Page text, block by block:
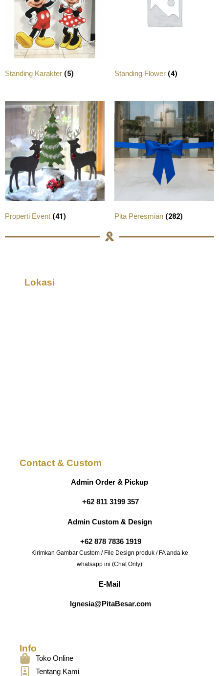
Standing Karakter (5) Standing Flower (4)
Properti Event (41) Pita Peresmian (282)
Lokasi
Contact & Custom
Admin Order & Pickup
+62 811 3199 357
Admin Custom & Design
+62 878 7836 1919
Kirimkan Gambar Custom / File Design produk / FA anda ke
whatsapp ini (Chat Only)
E-Mail
Ignesia@PitaBesar.com
Info
Toko Online
Tentang Kami